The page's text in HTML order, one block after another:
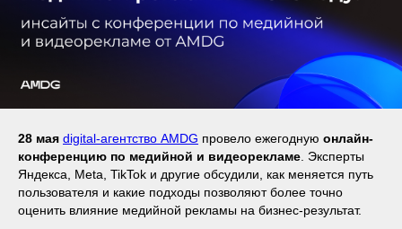
28 мая digital-агентство AMDG провело ежегодную онлайн-
конференцию по медийной и видеорекламе . Эксперты
Яндекса, Meta, TikTok и другие обсудили, как меняется путь
пользователя и какие подходы позволяют более точно
оценить влияние медийной рекламы на бизнес-результат.